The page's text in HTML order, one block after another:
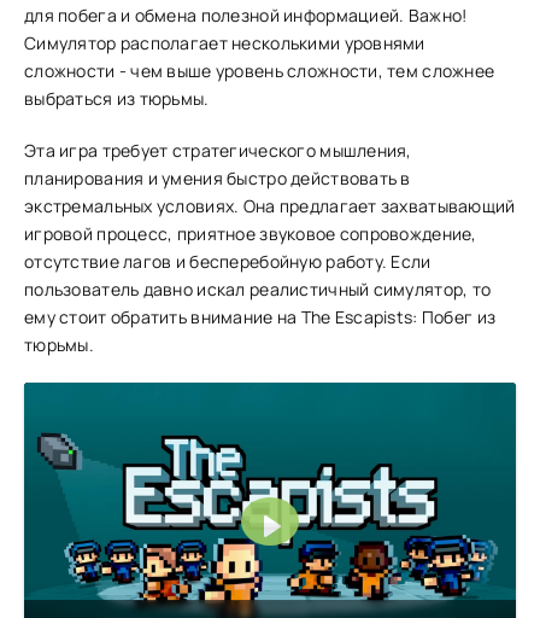
для побега и обмена полезной информацией. Важно!
Симулятор располагает несколькими уровнями
сложности - чем выше уровень сложности, тем сложнее
выбраться из тюрьмы.
Эта игра требует стратегического мышления,
планирования и умения быстро действовать в
экстремальных условиях. Она предлагает захватывающий
игровой процесс, приятное звуковое сопровождение,
отсутствие лагов и бесперебойную работу. Если
пользователь давно искал реалистичный симулятор, то
ему стоит обратить внимание на The Escapists: Побег из
тюрьмы.
Воспроизвести